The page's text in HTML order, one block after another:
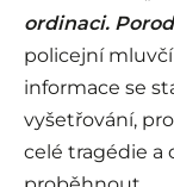
ordinaci.
policejní
informace se
vyšetřování,
celé tragédie a